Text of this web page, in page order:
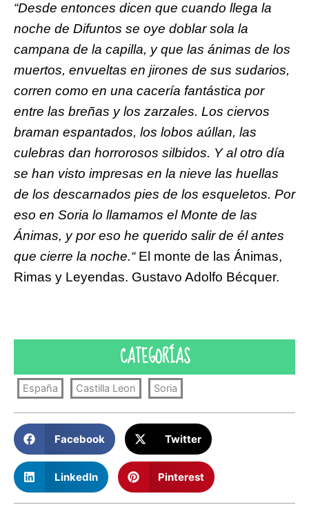
“Desde entonces dicen que cuando llega la
noche de Difuntos se oye doblar sola la
campana de la capilla, y que las ánimas de los
muertos, envueltas en jirones de sus sudarios,
corren como en una cacería fantástica por
entre las breñas y los zarzales. Los ciervos
braman espantados, los lobos aúllan, las
culebras dan horrorosos silbidos. Y al otro día
se han visto impresas en la nieve las huellas
de los descarnados pies de los esqueletos. Por
eso en Soria lo llamamos el Monte de las
Ánimas, y por eso he querido salir de él antes
que cierre la noche.“El monte de las Ánimas,
Rimas y Leyendas. Gustavo Adolfo Bécquer.
CATEGORÍAS
España Castilla Leon Soria
Facebook Twitter
LinkedIn Pinterest